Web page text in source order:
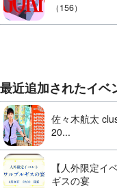
（156）
最近追加されたイベ
佐々木航太
20...
【人外限定イ
ギスの宴